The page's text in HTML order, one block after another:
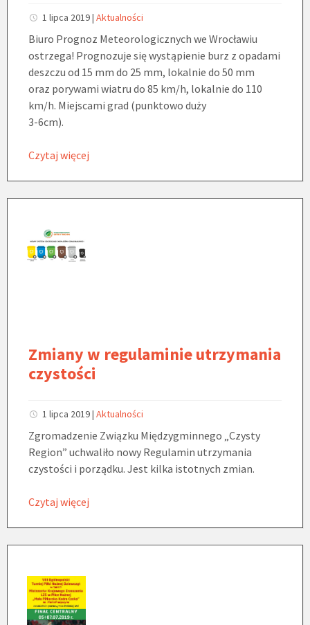
1 lipca 2019| Aktualności
Biuro Prognoz Meteorologicznych we Wrocławiu
ostrzega! Prognozuje się wystąpienie burz z opadami
deszczu od 15 mm do 25 mm, lokalnie do 50 mm
oraz porywami wiatru do 85 km/h, lokalnie do 110
km/h. Miejscami grad (punktowo duży
3-6cm).
Czytaj więcej
Zmiany w regulaminie utrzymania
czystości
1 lipca 2019| Aktualności
Zgromadzenie Związku Międzygminnego „Czysty
Region” uchwaliło nowy Regulamin utrzymania
czystości i porządku. Jest kilka istotnych zmian.
Czytaj więcej